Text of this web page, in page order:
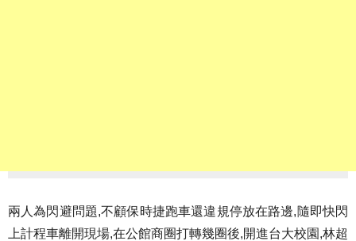
兩人為閃避問題,不顧保時捷跑車還違規停放在路邊,隨即快閃
上計程車離開現場,在公館商圈打轉幾圈後,開進台大校園,林超